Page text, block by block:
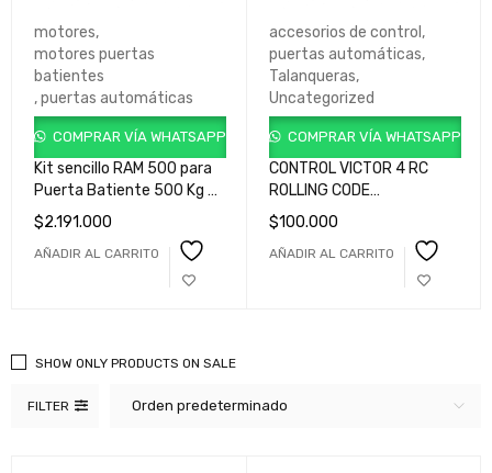
motores,
motores puertas
batientes
,puertas automáticas
COMPRAR VÍA WHATSAPP
Kit sencillo RAM 500 para
Puerta Batiente 500 Kg /
5 metros cod.
GKRM500HHB900
$2.191.000
AÑADIR AL CARRITO
accesorios de control,
puertas automáticas,
Talanqueras,
Uncategorized
COMPRAR VÍA WHATSAPP
CONTROL VICTOR 4 RC
ROLLING CODE
GRIS/ROJO/AZUL/ROJO
cod GQUADHP2L0G00
$100.000
AÑADIR AL CARRITO
FILTER Orden predeterminado
SHOW ONLY PRODUCTS ON SALE